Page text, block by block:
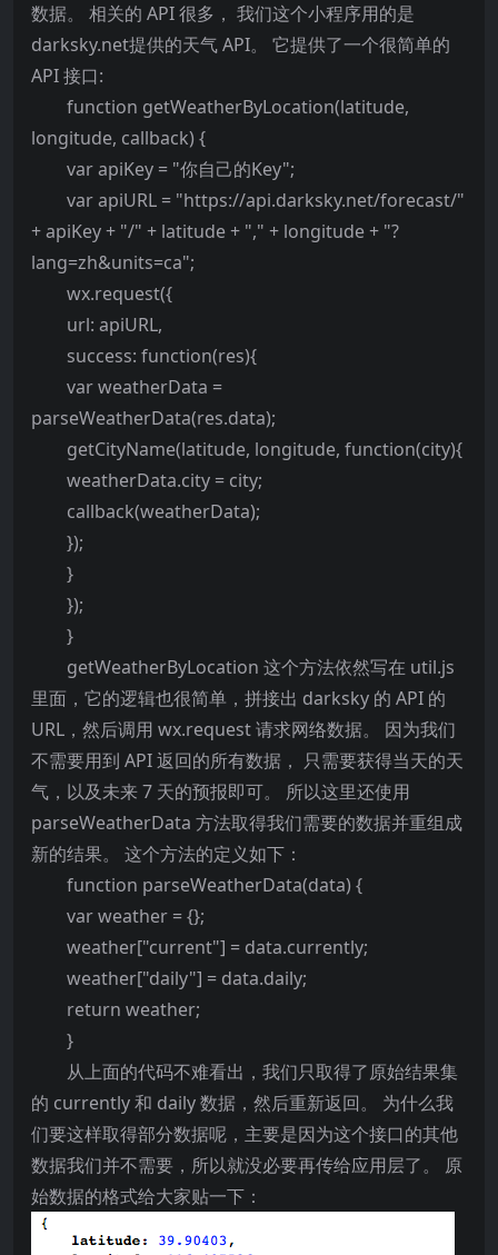
数据。 相关的 API 很多， 我们这个小程序用的是
darksky.net提供的天气 API。 它提供了一个很简单的
API 接口:
function getWeatherByLocation(latitude,
longitude, callback) {
var apiKey = "你自己的Key";
var apiURL = "https://api.darksky.net/forecast/"
+ apiKey + "/" + latitude + "," + longitude + "?
lang=zh&units=ca";
wx.request({
url: apiURL,
success: function(res){
var weatherData =
parseWeatherData(res.data);
getCityName(latitude, longitude, function(city){
weatherData.city = city;
callback(weatherData);
});
}
});
}
getWeatherByLocation 这个方法依然写在 util.js
里面，它的逻辑也很简单，拼接出 darksky 的 API 的
URL，然后调用 wx.request 请求网络数据。 因为我们
不需要用到 API 返回的所有数据， 只需要获得当天的天
气，以及未来 7 天的预报即可。 所以这里还使用
parseWeatherData 方法取得我们需要的数据并重组成
新的结果。 这个方法的定义如下：
function parseWeatherData(data) {
var weather = {};
weather["current"] = data.currently;
weather["daily"] = data.daily;
return weather;
}
从上面的代码不难看出，我们只取得了原始结果集
的 currently 和 daily 数据，然后重新返回。 为什么我
们要这样取得部分数据呢，主要是因为这个接口的其他
数据我们并不需要，所以就没必要再传给应用层了。 原
始数据的格式给大家贴一下：